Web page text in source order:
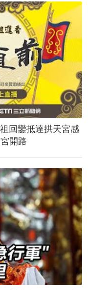
回鑾抵達拱天宮感
開路